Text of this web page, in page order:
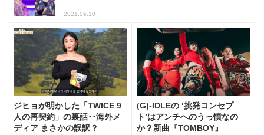
2021.06.10
ジヒョが明かした「TWICE 9
人の再契約」の裏話･･海外メ
ディア まさかの誤訳？
(G)-IDLEの ‘挑発コンセプ
ト’はアンチへのうっ憤なの
か？新曲『TOMBOY』